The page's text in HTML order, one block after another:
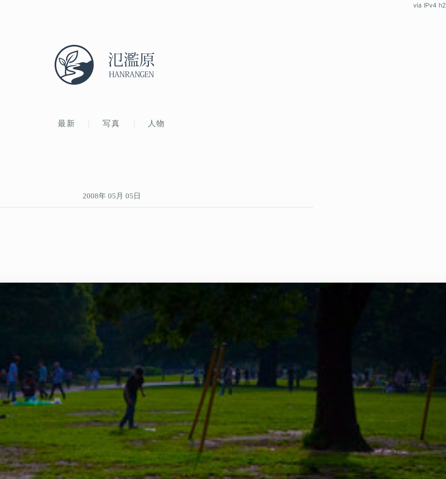
最新 写真 人物
via IPv4 h2
2008年 05月 05日